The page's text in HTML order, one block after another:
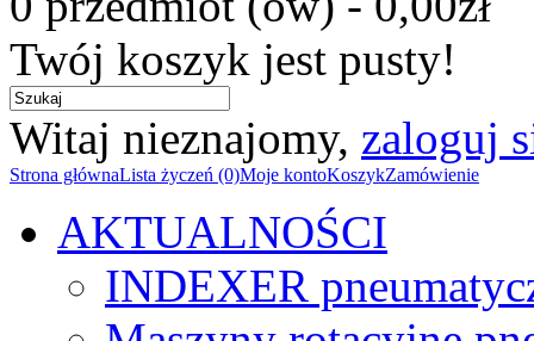
Twój koszyk jest pusty!
Witaj nieznajomy, zaloguj
Strona głównaLista życzeń (0)Moje kontoKoszykZamówienie
AKTUALNOŚCI
INDEXER